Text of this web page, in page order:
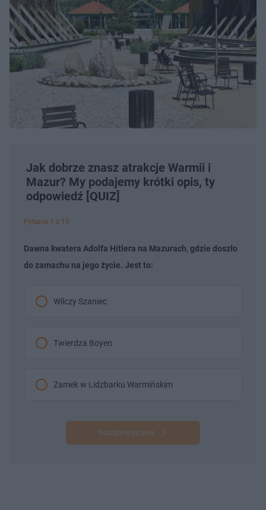
Jak dobrze znasz atrakcje Warmii i
Mazur? My podajemy krótki opis, ty
odpowiedź [QUIZ]
Pytanie 1 z 15
Dawna kwatera Adolfa Hitlera na Mazurach, gdzie doszło
do zamachu na jego życie. Jest to:
Wilczy Szaniec
Twierdza Boyen
Zamek w Lidzbarku Warmińskim
Następne pytanie